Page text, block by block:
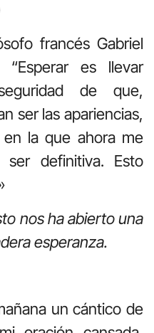
francés Gabriel
es llevar
de que,
ser las apariencias,
en la que ahora me
definitiva. Esto
nos ha abierto una
esperanza.
un cántico de